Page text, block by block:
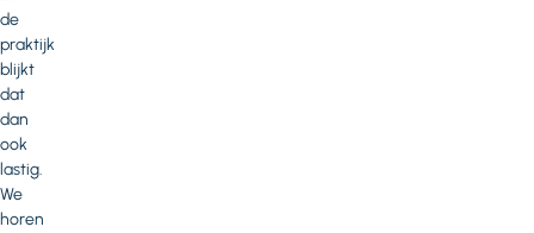
de
praktijk
blijkt
dat
dan
ook
lastig.
We
horen